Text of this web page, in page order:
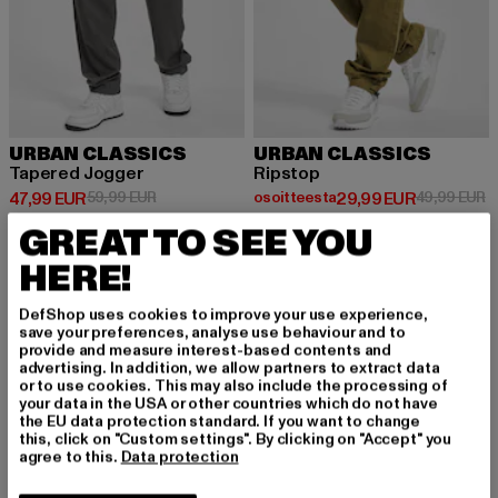
URBAN CLASSICS
Tapered Jogger
47,99 EUR
Ajankohtainen hinta: 47,99 EUR
59,99 EURKampanjahinta: 59,99 EUR
URBAN CLASSICS
Ripstop
osoitteesta29,99 EUR
Ajankohtainen hinta: 49,99 EUR
UUSI -22%
GREAT TO SEE YOU
HERE!
DefShop uses cookies to improve your use experience,
save your preferences, analyse use behaviour and to
provide and measure interest-based contents and
advertising. In addition, we allow partners to extract data
or to use cookies. This may also include the processing of
your data in the USA or other countries which do not have
the EU data protection standard. If you want to change
this, click on "Custom settings". By clicking on "Accept" you
agree to this. Data protection